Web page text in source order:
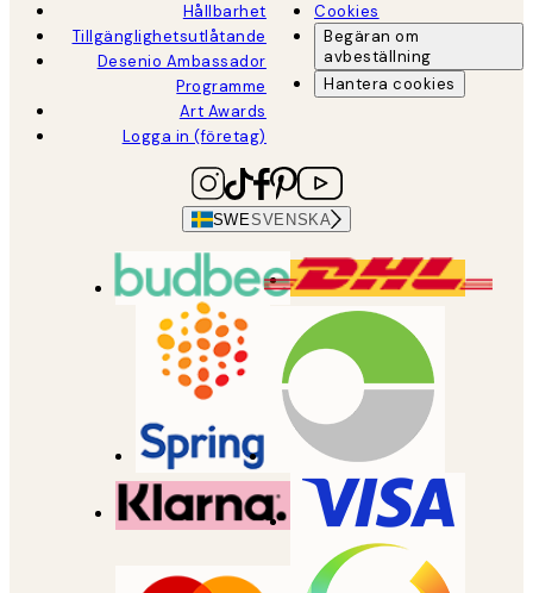
Hållbarhet
Tillgänglighetsutlåtande
Desenio Ambassador
Programme
Art Awards
Logga in (företag)
Cookies
Begäran om
avbeställning
Hantera cookies
SWESVENSKA